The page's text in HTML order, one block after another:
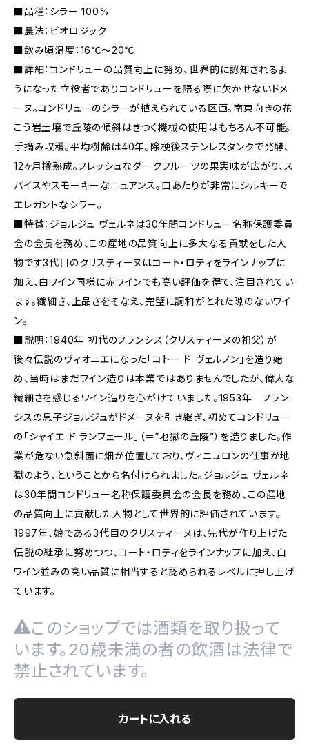
■品種：シラー 100%
■農法：ビオロジック
■飲み頃温度：16℃～20℃
■詳細：コンドリューの品質向上に努め、世界的に認知されるよ
うになった立役者でありコンドリューを語る際に欠かせないドメ
ーヌ。コンドリューのシラーが植えられている区画。南東向きの花
こう岩土壌で丘陵の傾斜はきつく機械の使用はもちろん不可能。
手摘み収穫。平均樹齢は40年。除梗後ステンレスタンクで発酵、
12ヶ月樽熟成。フレッシュなダークフルーツの果実味が広がり、ス
パイスやスモーキーなニュアンス。口あたりが非常にシルキーで
エレガントなシラー。
■特徴：ジョルジュ ヴェルネは30年間コンドリュー名称保護委員
会の会長を務め、この産地の品質向上に多大なる貢献をした人
物です3代目のクリスティーヌはコート・ロティをラインナップに
加え、白ワイン同様に赤ワインでも高い評価を得て、注目されてい
ます。繊細さ、上品さをそなえ、完璧に調和がとれた隙のないワイ
ン。
■説明：1940年 初代のフランシス（クリスティーヌの祖父）が
後々伝説のヴィオニエになった「コトー ド ヴェルノン」を造り始
め、当時はまだワイン造りは本業ではありませんでしたが、偉大な
繊細さを感じるワイン造りを心がけていました。1953年 フラン
シスの息子ジョルジュがドメーヌを引き継ぎ、初めてコンドリュー
の「シャイエ ド ランフェール」（＝“地獄の丘陵”）を造りました。作
業が危ない急斜面に畑が位置しており、ヴィニュロンの仕事が地
獄のよう、ということから名付けられました。ジョルジュ ヴェルネ
は30年間コンドリュー名称保護委員会の会長を務め、この産地
の品質向上に貢献した人物として世界的に評価されています。
1997年、娘である3代目のクリスティーヌは、先代が作り上げた
伝説の継承に努めつつ、コート・ロティをラインナップに加え、白
ワイン並みの高い品質に相当すると認められるレベルに押し上げ
ています。
このショップでは酒類を取り扱って
います。20歳未満の者の飲酒は法律で
禁止されています。
カートに入れる